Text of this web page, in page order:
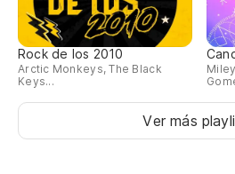
Rock de los 2010
Arctic Monkeys, The Black
Keys...
Ver más